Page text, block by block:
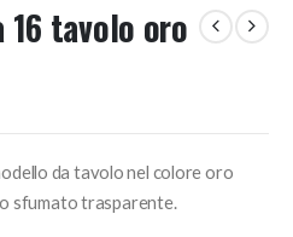
16 tavolo oro
da tavolo nel colore oro
sfumato trasparente.